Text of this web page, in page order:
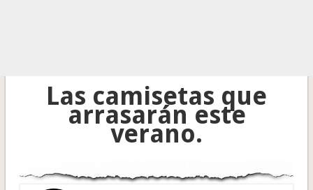
Las camisetas que
arrasarán este
verano.